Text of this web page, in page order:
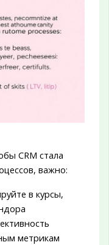
CRM стала
важно:
в курсы,
метрикам